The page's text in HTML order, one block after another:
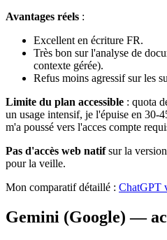
Avantages réels :
Excellent en écriture FR.
Très bon sur l'analyse de
contexte gérée).
Refus moins agressif sur les
Limite du plan accessible : quota
un usage intensif, je l'épuise en 30-
m'a poussé vers l'acces compte
Pas d'accès web natifsur la
pour la veille.
Mon comparatif détaillé : ChatGPT
Gemini (Google) —